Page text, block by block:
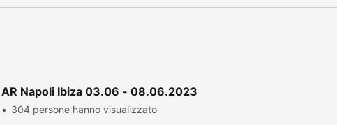
Napoli Ibiza 03.06 - 08.06.2023
304 persone hanno visualizzato